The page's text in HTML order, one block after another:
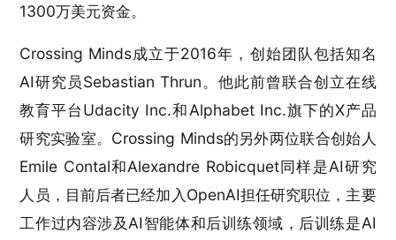
1300万美元资金。
Crossing Minds成立于2016年，创始团队包括知名
AI研究员Sebastian Thrun。他此前曾联合创立在线
教育平台Udacity Inc.和Alphabet Inc.旗下的X产品
研究实验室。Crossing Minds的另外两位联合创始人
Emile Contal和Alexandre Robicquet同样是AI研究
人员，目前后者已经加入OpenAI担任研究职位，主要
工作过内容涉及AI智能体和后训练领域，后训练是AI